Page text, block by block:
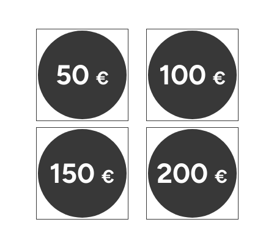
50 €
150 €
100 €
200 €
Steinburg
Stendal
Stettiner Haff
Stormarn
Straubing
Stuttgart
Sulz am Neckar